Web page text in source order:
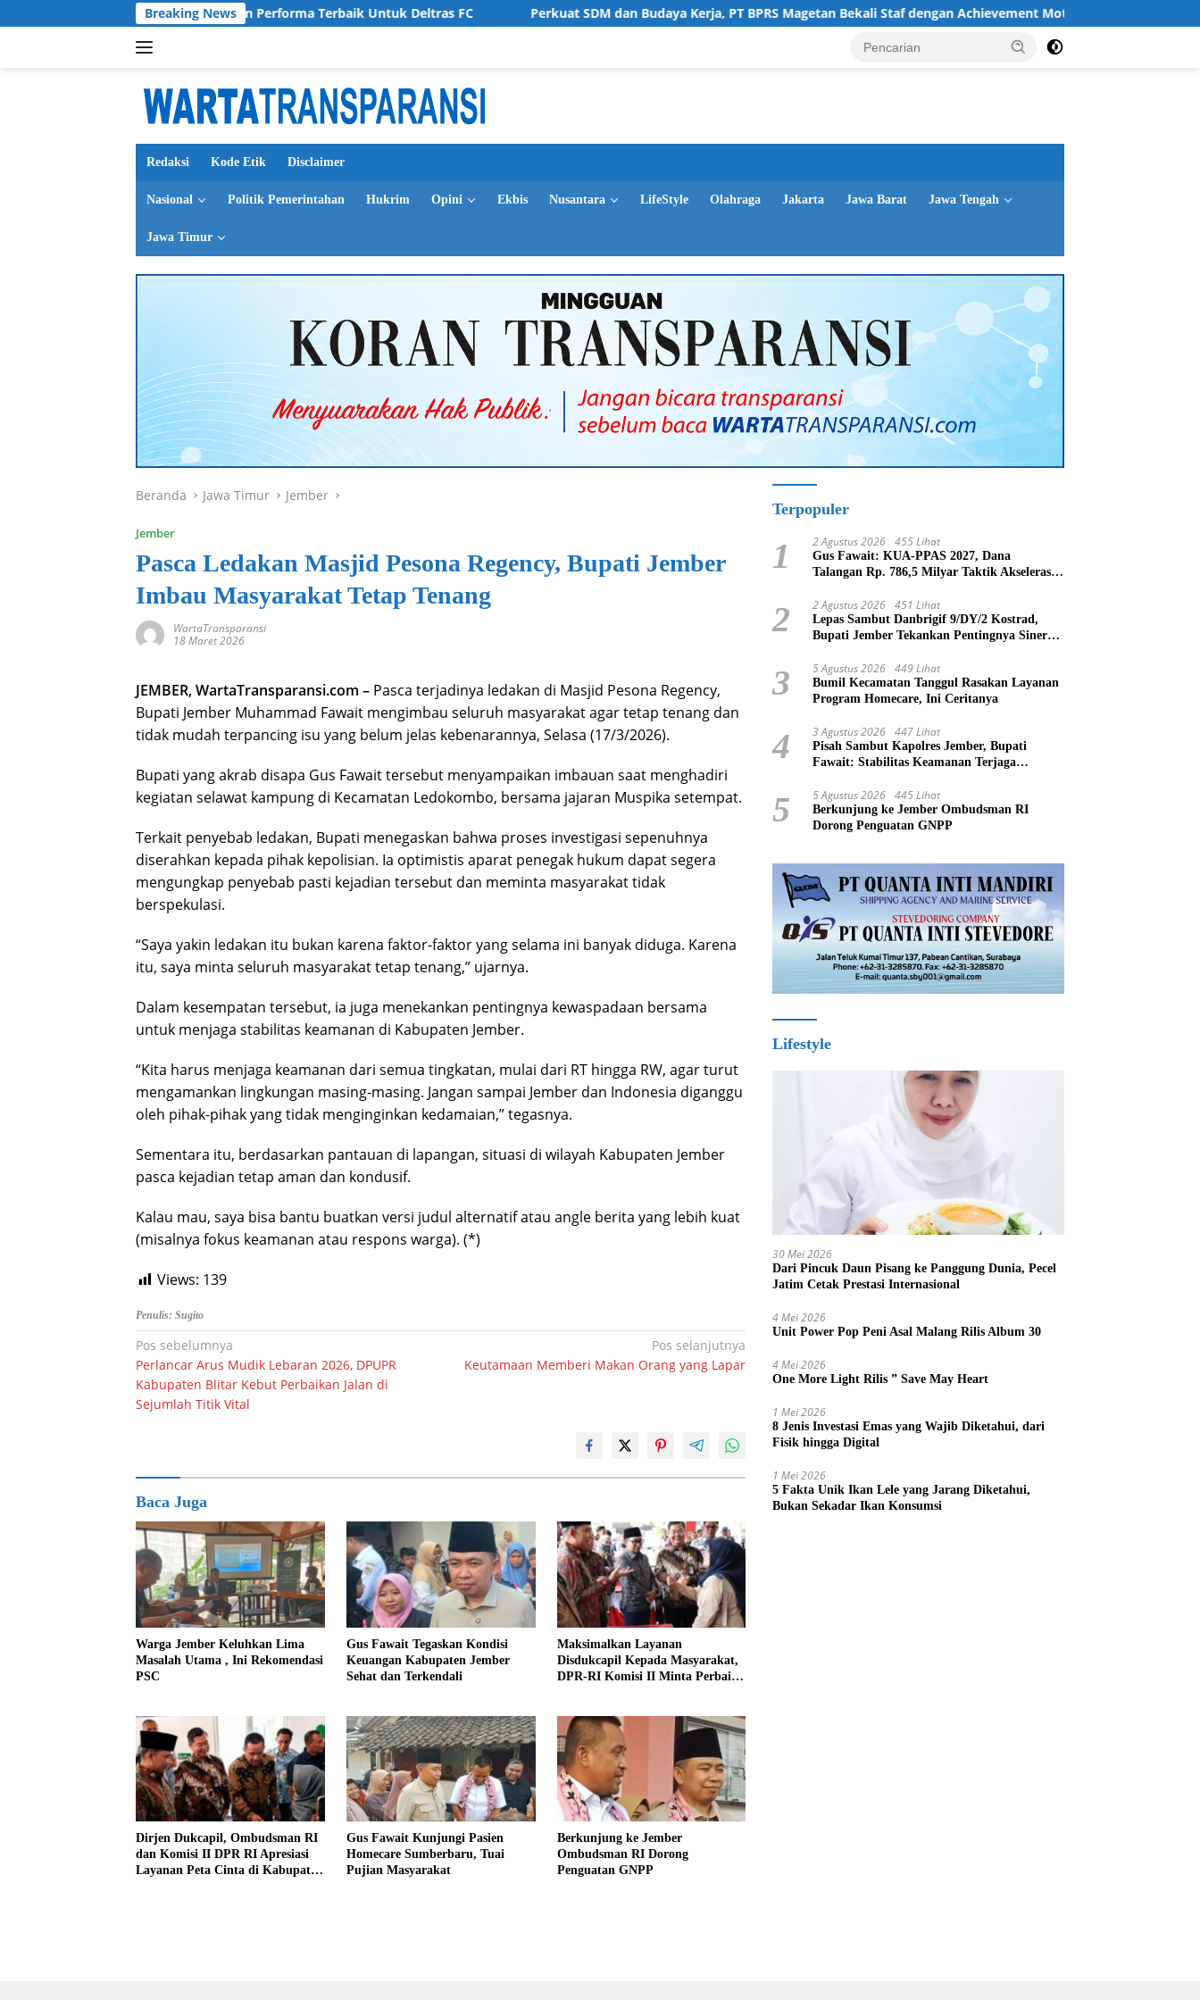
ke
Breaking News
Wigi Pratama Siap Berikan Performa Terbaik Untuk Deltras FC Perkuat SDM dan Budaya Kerja, PT BPRS Magetan Bekali Staf dengan Achievement Motivation dan Character Building
Redaksi Kode Etik Disclaimer
Nasional Politik Pemerintahan Hukrim Opini Ekbis Nusantara LifeStyle Olahraga Jakarta Jawa Barat Jawa Tengah
Jawa Timur
Beranda Jawa Timur Jember
Jember
Pasca Ledakan Masjid Pesona Regency, Bupati Jember
Imbau Masyarakat Tetap Tenang
WartaTransparansi
18 Maret 2026
JEMBER, WartaTransparansi.com – Pasca terjadinya ledakan di Masjid Pesona Regency,
Bupati Jember Muhammad Fawait mengimbau seluruh masyarakat agar tetap tenang dan
tidak mudah terpancing isu yang belum jelas kebenarannya, Selasa (17/3/2026).
Bupati yang akrab disapa Gus Fawait tersebut menyampaikan imbauan saat menghadiri
kegiatan selawat kampung di Kecamatan Ledokombo, bersama jajaran Muspika setempat.
Terkait penyebab ledakan, Bupati menegaskan bahwa proses investigasi sepenuhnya
diserahkan kepada pihak kepolisian. Ia optimistis aparat penegak hukum dapat segera
mengungkap penyebab pasti kejadian tersebut dan meminta masyarakat tidak
berspekulasi.
“Saya yakin ledakan itu bukan karena faktor-faktor yang selama ini banyak diduga. Karena
itu, saya minta seluruh masyarakat tetap tenang,” ujarnya.
Dalam kesempatan tersebut, ia juga menekankan pentingnya kewaspadaan bersama
untuk menjaga stabilitas keamanan di Kabupaten Jember.
“Kita harus menjaga keamanan dari semua tingkatan, mulai dari RT hingga RW, agar turut
mengamankan lingkungan masing-masing. Jangan sampai Jember dan Indonesia diganggu
oleh pihak-pihak yang tidak menginginkan kedamaian,” tegasnya.
Sementara itu, berdasarkan pantauan di lapangan, situasi di wilayah Kabupaten Jember
pasca kejadian tetap aman dan kondusif.
Kalau mau, saya bisa bantu buatkan versi judul alternatif atau angle berita yang lebih kuat
(misalnya fokus keamanan atau respons warga). (*)
Views: 139
Penulis: Sugito
Navigasi
pos
Pos sebelumnya
Perlancar Arus Mudik Lebaran 2026, DPUPR
Kabupaten Blitar Kebut Perbaikan Jalan di
Sejumlah Titik Vital
Pos selanjutnya
Keutamaan Memberi Makan Orang yang Lapar
Baca Juga
Warga Jember Keluhkan Lima
Masalah Utama , Ini Rekomendasi
PSC
Gus Fawait Tegaskan Kondisi
Keuangan Kabupaten Jember
Sehat dan Terkendali
Maksimalkan Layanan
Disdukcapil Kepada Masyarakat,
DPR-RI Komisi II Minta Perbaiki
Dirjen Dukcapil, Ombudsman RI
dan Komisi II DPR RI Apresiasi
Layanan Peta Cinta di Kabupaten
Gus Fawait Kunjungi Pasien
Homecare Sumberbaru, Tuai
Pujian Masyarakat
Berkunjung ke Jember
Ombudsman RI Dorong
Penguatan GNPP
Terpopuler
1 2 Agustus 2026 455 Lihat
Gus Fawait: KUA-PPAS 2027, Dana
Talangan Rp. 786,5 Milyar Taktik Akselerasi
2 2 Agustus 2026 451 Lihat
Lepas Sambut Danbrigif 9/DY/2 Kostrad,
Bupati Jember Tekankan Pentingnya Sinergi
3 5 Agustus 2026 449 Lihat
Bumil Kecamatan Tanggul Rasakan Layanan
Program Homecare, Ini Ceritanya
4 3 Agustus 2026 447 Lihat
Pisah Sambut Kapolres Jember, Bupati
Fawait: Stabilitas Keamanan Terjaga
5 5 Agustus 2026 445 Lihat
Berkunjung ke Jember Ombudsman RI
Dorong Penguatan GNPP
Lifestyle
30 Mei 2026
Dari Pincuk Daun Pisang ke Panggung Dunia, Pecel
Jatim Cetak Prestasi Internasional
4 Mei 2026
Unit Power Pop Peni Asal Malang Rilis Album 30
4 Mei 2026
One More Light Rilis ” Save May Heart
1 Mei 2026
8 Jenis Investasi Emas yang Wajib Diketahui, dari
Fisik hingga Digital
1 Mei 2026
5 Fakta Unik Ikan Lele yang Jarang Diketahui,
Bukan Sekadar Ikan Konsumsi